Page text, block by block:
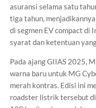
asuransi selama satu
tiga tahun,
di segmen EV compact di
syarat dan ketentuan
Pada ajang GIIAS 2025,
warna baru untuk MG
merah kontras. Edisi ini
roadster listrik tersebut